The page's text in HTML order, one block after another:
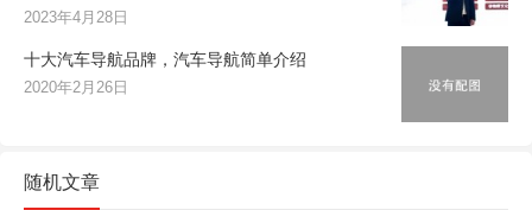
2023年4月28日
十大汽车导航品牌，汽车导航简单介绍
2020年2月26日
随机文章